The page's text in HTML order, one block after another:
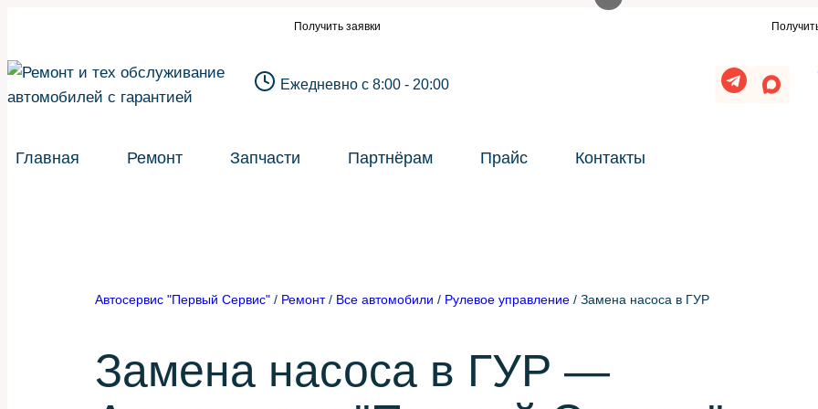
содержимому
Получить заявки Получить заявки
Ежедневно с 8:00 - 20:00
Главная Ремонт Запчасти Партнёрам Прайс Контакты
Автосервис "Первый Сервис" / Ремонт/ Все автомобили / Рулевое управление / Замена насоса в ГУР
Замена насоса в ГУР —